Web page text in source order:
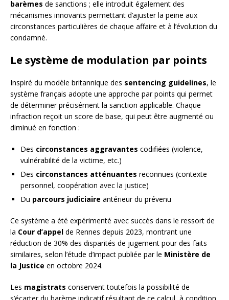
barèmes de sanctions ; elle introduit également des
mécanismes innovants permettant d’ajuster la peine aux
circonstances particulières de chaque affaire et à l’évolution du
condamné.
Le système de modulation par points
Inspiré du modèle britannique des sentencing guidelines, le
système français adopte une approche par points qui permet
de déterminer précisément la sanction applicable. Chaque
infraction reçoit un score de base, qui peut être augmenté ou
diminué en fonction :
Des circonstances aggravantes codifiées (violence,
vulnérabilité de la victime, etc.)
Des circonstances atténuantes reconnues (contexte
personnel, coopération avec la justice)
Du parcours judiciaire antérieur du prévenu
Ce système a été expérimenté avec succès dans le ressort de
la Cour d’appel de Rennes depuis 2023, montrant une
réduction de 30% des disparités de jugement pour des faits
similaires, selon l’étude d’impact publiée par le Ministère de
la Justice en octobre 2024.
Les magistrats conservent toutefois la possibilité de